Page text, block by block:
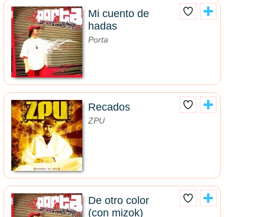
Mi cuento de
hadas
Porta
Recados
ZPU
De otro color
(con mizok)